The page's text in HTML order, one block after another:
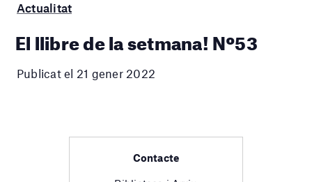
Actualitat
El llibre de la setmana! Nº53
Publicat el 21 gener 2022
Contacte